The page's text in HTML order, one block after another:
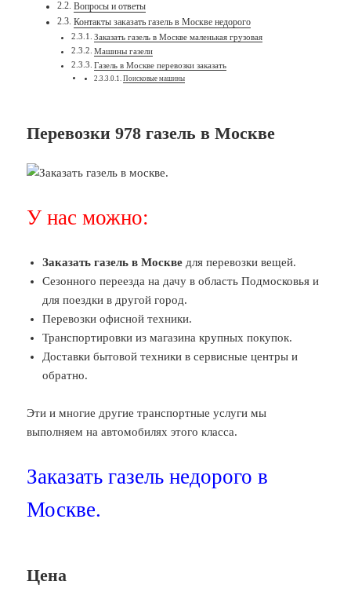
Вопросы и ответы
Контакты заказать газель в Москве недорого
Заказать газель в Москве маленькая грузовая
Машины газели
Газель в Москве перевозки заказать
Поисковые машины
Перевозки 978 газель в Москве
У нас можно:
Заказать газель в Москве для перевозки вещей.
Сезонного переезда на дачу в область Подмосковья и
для поездки в другой город.
Перевозки офисной техники.
Транспортировки из магазина крупных покупок.
Доставки бытовой техники в сервисные центры и
обратно.
Эти и многие другие транспортные услуги мы
выполняем на автомобилях этого класса.
Заказать газель недорого в
Москве.
Цена